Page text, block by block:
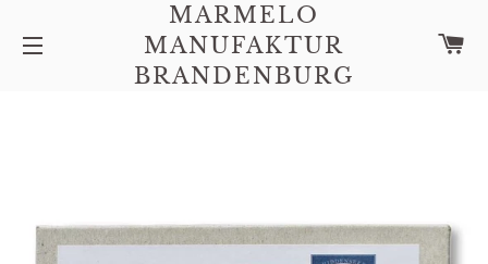
SEITENNAVIGATION
MARMELO
MANUFAKTUR
BRANDENBURG